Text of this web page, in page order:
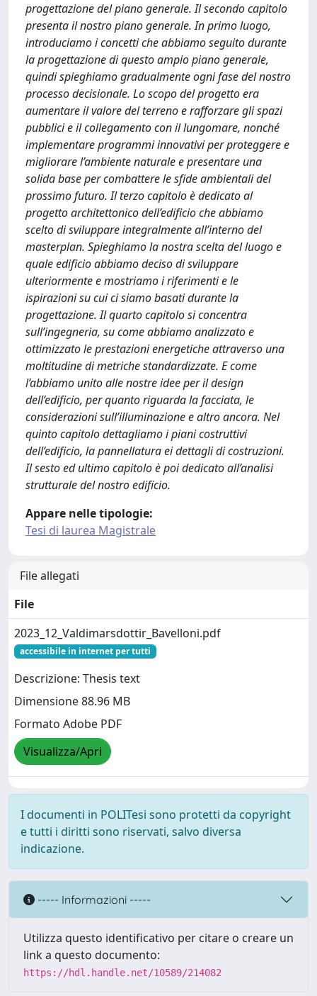
progettazione del piano generale. Il secondo capitolo
presenta il nostro piano generale. In primo luogo,
introduciamo i concetti che abbiamo seguito durante
la progettazione di questo ampio piano generale,
quindi spieghiamo gradualmente ogni fase del nostro
processo decisionale. Lo scopo del progetto era
aumentare il valore del terreno e rafforzare gli spazi
pubblici e il collegamento con il lungomare, nonché
implementare programmi innovativi per proteggere e
migliorare l’ambiente naturale e presentare una
solida base per combattere le sfide ambientali del
prossimo futuro. Il terzo capitolo è dedicato al
progetto architettonico dell’edificio che abbiamo
scelto di sviluppare integralmente all’interno del
masterplan. Spieghiamo la nostra scelta del luogo e
quale edificio abbiamo deciso di sviluppare
ulteriormente e mostriamo i riferimenti e le
ispirazioni su cui ci siamo basati durante la
progettazione. Il quarto capitolo si concentra
sull’ingegneria, su come abbiamo analizzato e
ottimizzato le prestazioni energetiche attraverso una
moltitudine di metriche standardizzate. E come
l’abbiamo unito alle nostre idee per il design
dell’edificio, per quanto riguarda la facciata, le
considerazioni sull’illuminazione e altro ancora. Nel
quinto capitolo dettagliamo i piani costruttivi
dell’edificio, la pannellatura ei dettagli di costruzioni.
Il sesto ed ultimo capitolo è poi dedicato all’analisi
strutturale del nostro edificio.
Appare nelle tipologie:
Tesi di laurea Magistrale
File allegati
File
2023_12_Valdimarsdottir_Bavelloni.pdf
accessibile in internet per tutti
Descrizione: Thesis text
Dimensione 88.96 MB
Formato Adobe PDF
Visualizza/Apri
I documenti in POLITesi sono protetti da copyright
e tutti i diritti sono riservati, salvo diversa
indicazione.
----- Informazioni -----
Utilizza questo identificativo per citare o creare un
link a questo documento:
https://hdl.handle.net/10589/214082